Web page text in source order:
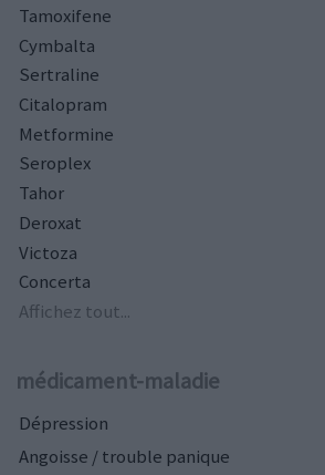
Tamoxifene
Cymbalta
Sertraline
Citalopram
Metformine
Seroplex
Tahor
Deroxat
Victoza
Concerta
Affichez tout...
médicament-maladie
Dépression
Angoisse / trouble panique